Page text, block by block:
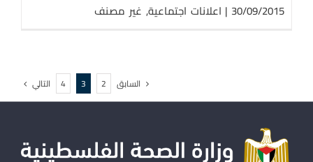
30/09/2015
| اعلانات اجتماعية, غير مصنف
السابق 2
3
4 التالي